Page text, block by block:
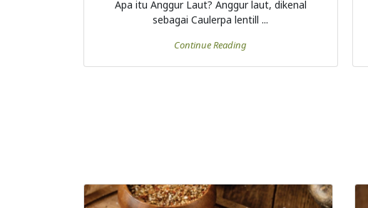
Apa itu Anggur Laut? Anggur laut, dikenal
sebagai Caulerpa lentill ...
Continue Reading